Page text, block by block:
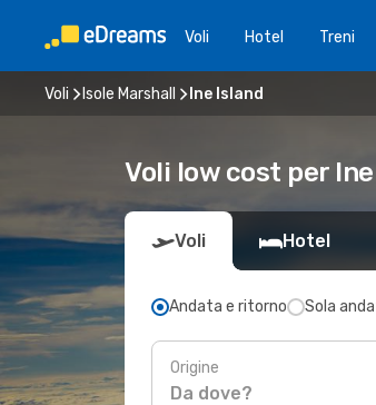
Voli Hotel Treni
Voli Isole Marshall Ine Island
Voli low cost per
Voli Hotel
Andata e ritorno Sola
Origine